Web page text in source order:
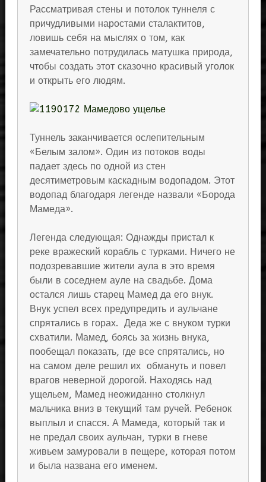
Рассматривая стены и потолок туннеля с
причудливыми наростами сталактитов,
ловишь себя на мыслях о том, как
замечательно потрудилась матушка природа,
чтобы создать этот сказочно красивый уголок
и открыть его людям.
Туннель заканчивается ослепительным
«Белым залом». Один из потоков воды
падает здесь по одной из стен
десятиметровым каскадным водопадом. Этот
водопад благодаря легенде назвали «Борода
Мамеда».
Легенда следующая: Однажды пристал к
реке вражеский корабль с турками. Ничего не
подозревавшие жители аула в это время
были в соседнем ауле на свадьбе. Дома
остался лишь старец Мамед да его внук.
Внук успел всех предупредить и аульчане
спрятались в горах. Деда же с внуком турки
схватили. Мамед, боясь за жизнь внука,
пообещал показать, где все спрятались, но
на самом деле решил их обмануть и повел
врагов неверной дорогой. Находясь над
ущельем, Мамед неожиданно столкнул
мальчика вниз в текущий там ручей. Ребенок
выплыл и спасся. А Мамеда, который так и
не предал своих аульчан, турки в гневе
живьем замуровали в пещере, которая потом
и была названа его именем.